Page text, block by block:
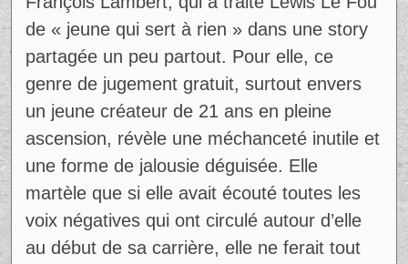
de « jeune qui sert à rien » dans une story
partagée un peu partout. Pour elle, ce
genre de jugement gratuit, surtout envers
un jeune créateur de 21 ans en pleine
ascension, révèle une méchanceté inutile et
une forme de jalousie déguisée. Elle
martèle que si elle avait écouté toutes les
voix négatives qui ont circulé autour d’elle
au début de sa carrière, elle ne ferait tout